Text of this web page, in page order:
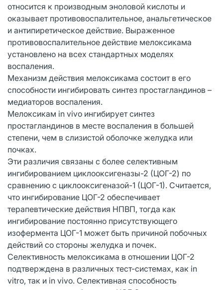
относится к производным эноловой кислоты и
оказывает противовоспалительное, анальгетическое
и антипиретическое действие. Выраженное
противовоспалительное действие мелоксикама
установлено на всех стандартных моделях
воспаления.
Механизм действия мелоксикама состоит в его
способности ингибировать синтез простагландинов –
медиаторов воспаления.
Мелоксикам in vivo ингибирует синтез
простагландинов в месте воспаления в большей
степени, чем в слизистой оболочке желудка или
почках.
Эти различия связаны с более селективным
ингибированием циклооксигеназы-2 (ЦОГ-2) по
сравнению с циклооксигеназой-1 (ЦОГ-1). Считается,
что ингибирование ЦОГ-2 обеспечивает
терапевтические действия НПВП, тогда как
ингибирование постоянно присутствующего
изофермента ЦОГ-1 может быть причиной побочных
действий со стороны желудка и почек.
Селективность мелоксикама в отношении ЦОГ-2
подтверждена в различных тест-системах, как in
vitro, так и in vivo. Селективная способность